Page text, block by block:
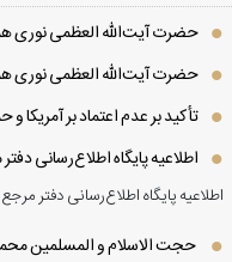
حضرت آیت‌الله العظمی نوری
حضرت آیت‌الله العظمی نوری
تأکید بر عدم اعتماد بر
اطلاعیه پایگاه اطلاع‌رسانی
اطلاعیه پایگاه اطلاع‌رسانی دفتر
حجت الاسلام و المسلمین